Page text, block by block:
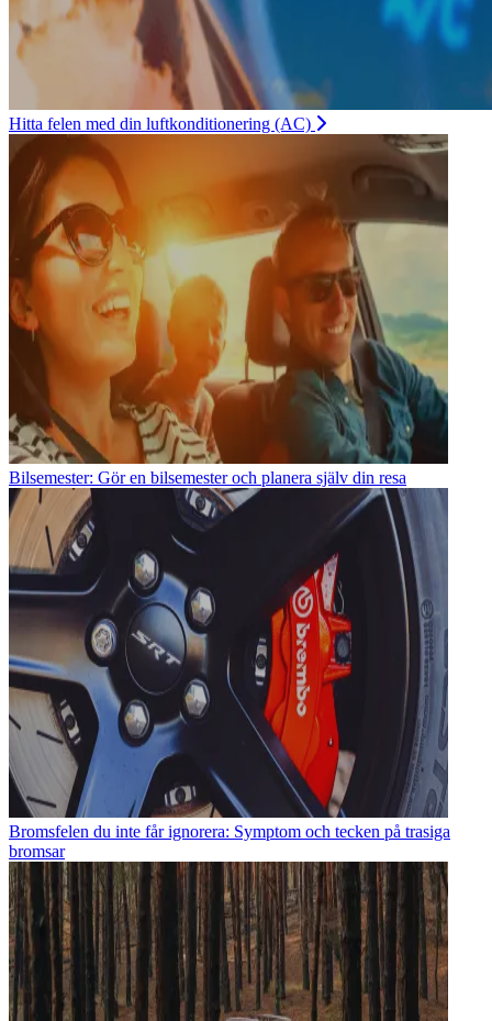
Hitta felen med din luftkonditionering (AC)
Bilsemester: Gör en bilsemester och planera själv din resa
Bromsfelen du inte får ignorera: Symptom och tecken på trasiga
bromsar